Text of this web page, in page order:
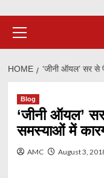
Menu
HOME ‘जीनी ऑयल’ सर से
Blog
‘जीनी ऑयल’
समस्याओं में
AMC August 3,